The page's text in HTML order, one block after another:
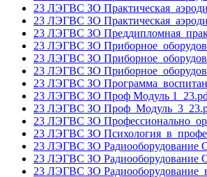
23 ЛЭГВС ЗО
23 ЛЭГВС ЗО
23 ЛЭГВС ЗО
23 ЛЭГВС ЗО
23 ЛЭГВС ЗО
23 ЛЭГВС ЗО
23 ЛЭГВС ЗО
23 ЛЭГВС ЗО Проф Модуль
23 ЛЭГВС ЗО
23 ЛЭГВС ЗО
23 ЛЭГВС ЗО
23 ЛЭГВС ЗО Радиооборудование
23 ЛЭГВС ЗО Радиооборудование
23 ЛЭГВС ЗО